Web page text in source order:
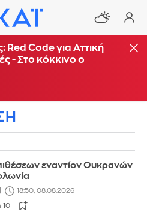
Red Code για Αττική
- Στο κόκκινο ο
εναντίον Ουκρανών
18:50, 08.08.2026
10